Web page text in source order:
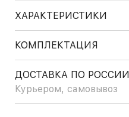
ХАРАКТЕРИСТИКИ
КОМПЛЕКТАЦИЯ
ДОСТАВКА ПО РОССИИ
Курьером, самовывоз